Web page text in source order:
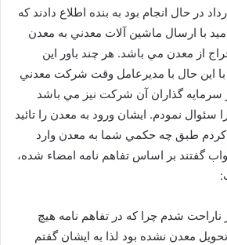
در حال انجام بود به بنده اطلاع دادند که
با ارسال ماشين آلات معدني به معدن
استخراج از معدن مي باشد. هر چند باور اين
اين حال با مديرعامل وقت شرکت معدني
گل گهر۱ که از سرمايه گذاران آن شرکت نيز مي باشد
نمودم. ايشان ورود به معدن را تائيد
کردم طبق چه حکمي شما به معدن وارد
گفتند بر اساس تفاهم نامه امضاء شده،
شدم چرا که در تفاهم نامه هيچ
معدن نشده بود لذا به ايشان گفتم